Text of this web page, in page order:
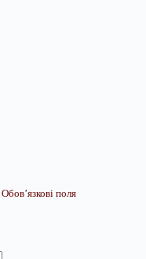
Обов’язкові поля